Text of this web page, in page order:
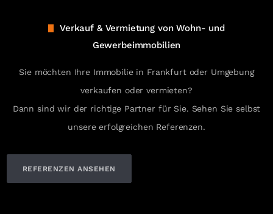
Verkauf & Vermietung von Wohn- und
Gewerbeimmobilien
Sie möchten Ihre Immobilie in Frankfurt oder Umgebung
verkaufen oder vermieten?
Dann sind wir der richtige Partner für Sie. Sehen Sie selbst
unsere erfolgreichen Referenzen.
REFERENZEN ANSEHEN